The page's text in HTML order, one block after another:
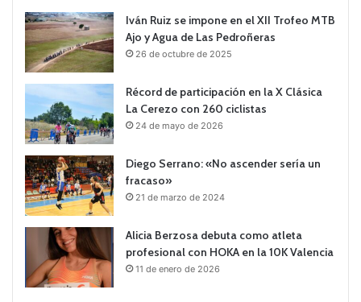
Iván Ruiz se impone en el XII Trofeo MTB
Ajo y Agua de Las Pedroñeras
26 de octubre de 2025
Récord de participación en la X Clásica
La Cerezo con 260 ciclistas
24 de mayo de 2026
Diego Serrano: «No ascender sería un
fracaso»
21 de marzo de 2024
Alicia Berzosa debuta como atleta
profesional con HOKA en la 10K Valencia
11 de enero de 2026